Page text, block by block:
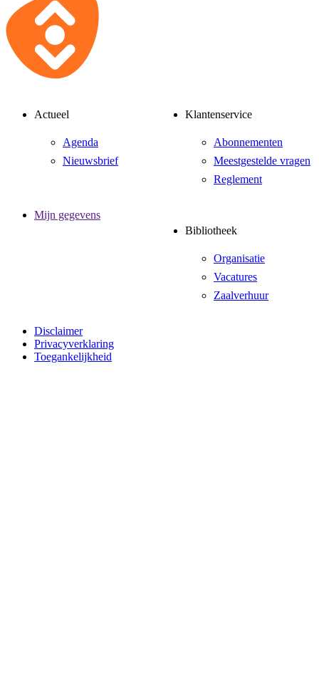
Actueel
Agenda
Nieuwsbrief
Klantenservice
Abonnementen
Meestgestelde vragen
Reglement
Mijn gegevens
Bibliotheek
Organisatie
Vacatures
Zaalverhuur
Disclaimer
Privacyverklaring
Toegankelijkheid